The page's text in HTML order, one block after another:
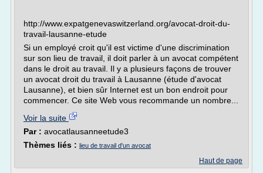
http://www.expatgenevaswitzerland.org/avocat-droit-du-
travail-lausanne-etude
Si un employé croit qu'il est victime d'une discrimination
sur son lieu de travail, il doit parler à un avocat compétent
dans le droit au travail. Il y a plusieurs façons de trouver
un avocat droit du travail à Lausanne (étude d'avocat
Lausanne), et bien sûr Internet est un bon endroit pour
commencer. Ce site Web vous recommande un nombre...
Voir la suite
Par : avocatlausanneetude3
Thèmes liés : lieu de travail d'un avocat
Haut de page